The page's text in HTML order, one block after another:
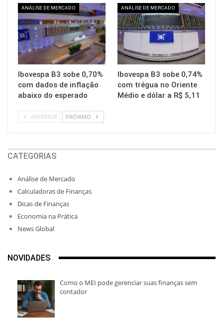
ANÁLISE DE MERCADO
Ibovespa B3 sobe 0,70%
com dados de inflação
abaixo do esperado
ANÁLISE DE MERCADO
Ibovespa B3 sobe 0,74%
com trégua no Oriente
Médio e dólar a R$ 5,11
ANTERIOR PRÓXIMO
CATEGORIAS
Análise de Mercado
Calculadoras de Finanças
Dicas de Finanças
Economia na Prática
News Global
NOVIDADES
Como o MEI pode gerenciar suas finanças sem
contador